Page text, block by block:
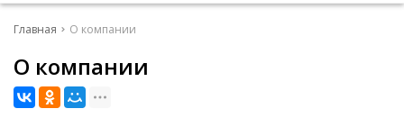
Услуги
Главная О компании
О компании